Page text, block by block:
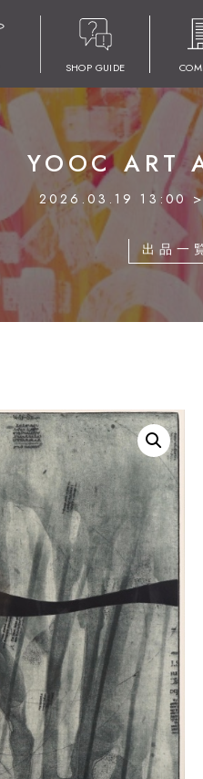
SHOP GUIDE
YOOC ART
2026.03.19 13:00
出品一